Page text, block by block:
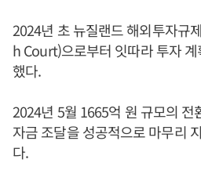
2024년 초 뉴질랜드 해외투자규
h Court)으로부터 잇따라 투자
했다.
2024년 5월 1665억 원 규모의 전
자금 조달을 성공적으로 마무리
다.